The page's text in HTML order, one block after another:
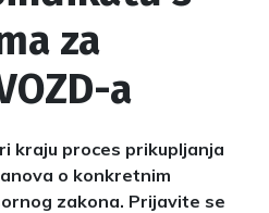
za
a
kraju proces prikupljanja
o konkretnim
zakona. Prijavite se